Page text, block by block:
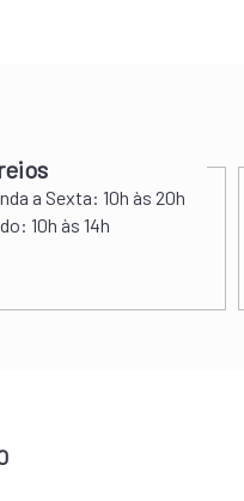
a Sexta: 10h às 20h
10h às 14h